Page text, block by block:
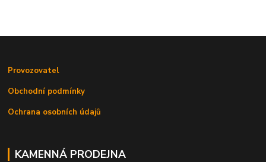
Provozovatel
Obchodní podmínky
Ochrana osobních údajů
KAMENNÁ PRODEJNA